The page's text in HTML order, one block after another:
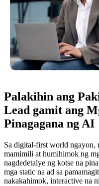
Palakihin ang
Lead gamit ang
Pinagagana ng AI
Sa digital-first world ngayon,
mamimili at humihimok ng
nagdedetalye ng kotse na
mga static na ad sa
nakakahimok, interactive na